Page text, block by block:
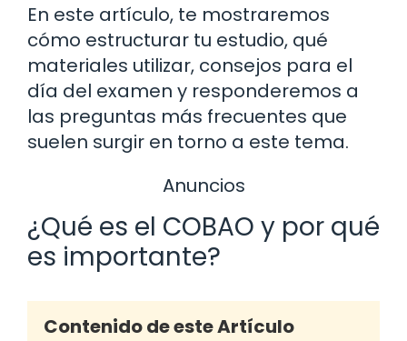
En este artículo, te mostraremos
cómo estructurar tu estudio, qué
materiales utilizar, consejos para el
día del examen y responderemos a
las preguntas más frecuentes que
suelen surgir en torno a este tema.
Anuncios
¿Qué es el COBAO y por qué
es importante?
Contenido de este Artículo